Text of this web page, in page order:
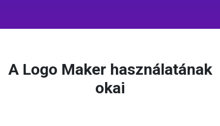
A Logo Maker használatának
okai